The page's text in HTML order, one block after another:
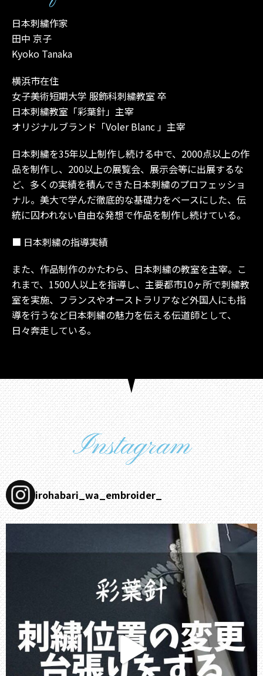
日本刺繍作家
田中 京子
Kyoko Tanaka
横浜市在住
女子美術短期大学 服飾科刺繍教室 卒
日本刺繍教室「彩葉針」主宰
オリジナルブランド「Voler Blanc 」主宰
日本刺繍を35年以上制作し続ける中で、2000点以上の作
品を制作し、200以上の展覧会、展示会等に出展するな
ど、多くの実績を積んできた日本刺繍のプロフェッショ
ナル。美大で学んだ徹底的な基礎力をベースにした、伝
統に囚われない自由な発想で作品を制作し続けている。
■ 日本刺繍の指導実績
また、作品制作のかたわら、日本刺繍の教室を主宰。こ
れまで、1500人以上を指導し、主要都市10ヶ所で刺繍教
室を実施、フランスやオーストラリアなど外国人にも指
導を行うなど日本刺繍の魅力を伝える伝道師として、
日々奔走している。
Instagram
irohabari_wa_embroider_